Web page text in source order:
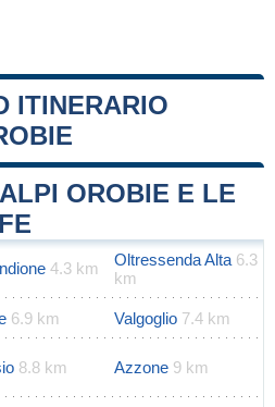
ITINERARIO
|Map data ©
OROBIE E LE
4.3 km Oltressenda Alta 6.3
km
6.9 km Valgoglio 7.4 km
8.8 km Azzone 9 km